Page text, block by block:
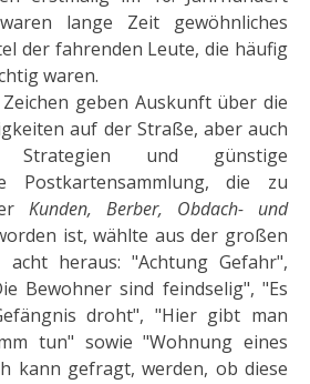
lange Zeit gewöhnli­ches
der fahrenden Leute, die häufig
waren.
geben Auskunft über die
auf der Straße, aber auch
Strategien und günstige
Postkartensammlung, die zu
Kunden, Berber, Obdach- und
ist, wählte aus der großen
heraus: "Achtung Gefahr",
Bewohner sind feindselig", "Es
droht", "Hier gibt man
tun" sowie "Wohnung eines
kann ge­fragt, werden, ob diese